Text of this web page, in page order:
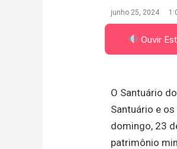
junho 25, 2024
Ouvir
O Santuário do
Santuário e
domingo, 23
patrimônio